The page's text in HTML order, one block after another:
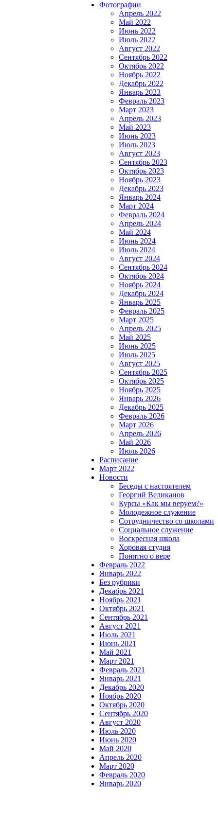
Фотографии
Апрель 2022
Май 2022
Июнь 2022
Июль 2022
Август 2022
Сентябрь 2022
Октябрь 2022
Ноябрь 2022
Декабрь 2022
Январь 2023
Февраль 2023
Март 2023
Апрель 2023
Май 2023
Июнь 2023
Июль 2023
Август 2023
Сентябрь 2023
Октябрь 2023
Ноябрь 2023
Декабрь 2023
Январь 2024
Март 2024
Февраль 2024
Апрель 2024
Май 2024
Июнь 2024
Июль 2024
Август 2024
Сентябрь 2024
Октябрь 2024
Ноябрь 2024
Декабрь 2024
Январь 2025
Февраль 2025
Март 2025
Апрель 2025
Май 2025
Июнь 2025
Июль 2025
Август 2025
Сентябрь 2025
Октябрь 2025
Ноябрь 2025
Январь 2026
Декабрь 2025
Февраль 2026
Март 2026
Апрель 2026
Май 2026
Июль 2026
Расписание
Март 2022
Новости
Беседы с настоятелем
Георгий Великанов
Курсы «Как мы веруем?»
Молодежное служение
Сотрудничество со школами
Социальное служение
Воскресная школа
Хоровая студия
Понятно о вере
Февраль 2022
Январь 2022
Без рубрики
Декабрь 2021
Ноябрь 2021
Октябрь 2021
Сентябрь 2021
Август 2021
Июль 2021
Июнь 2021
Май 2021
Март 2021
Февраль 2021
Январь 2021
Декабрь 2020
Ноябрь 2020
Октябрь 2020
Сентябрь 2020
Август 2020
Июль 2020
Июнь 2020
Май 2020
Апрель 2020
Март 2020
Февраль 2020
Январь 2020